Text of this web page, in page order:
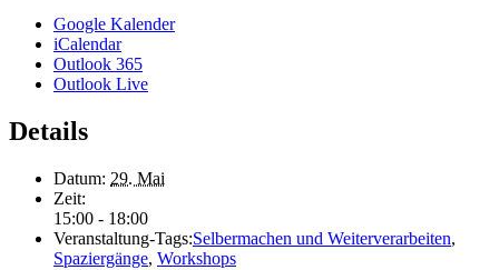
Google Kalender
iCalendar
Outlook 365
Outlook Live
Details
Datum: 29. Mai
Zeit:
15:00 - 18:00
Veranstaltung-Tags:Selbermachen und Weiterverarbeiten,
Spaziergänge, Workshops